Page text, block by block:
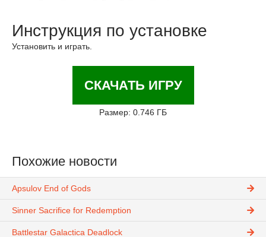
Инструкция по установке
Установить и играть.
СКАЧАТЬ ИГРУ
Размер: 0.746 ГБ
Похожие новости
Apsulov End of Gods
Sinner Sacrifice for Redemption
Battlestar Galactica Deadlock